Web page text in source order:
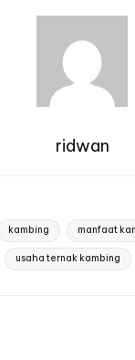
ridwan
kambing manfaat
usaha ternak kambing